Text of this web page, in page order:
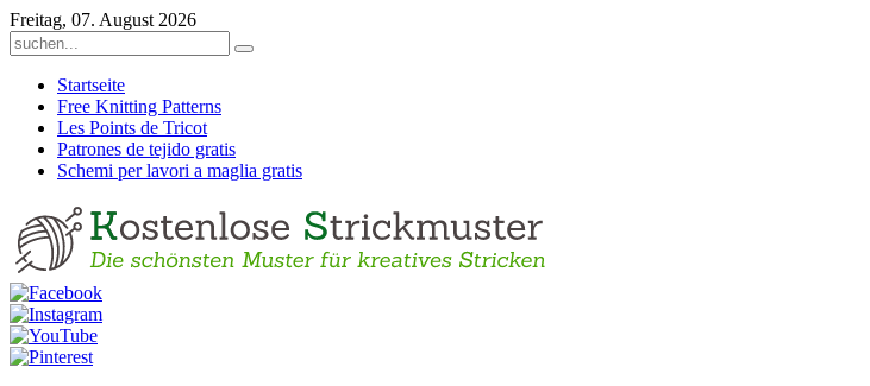
Freitag, 07. August 2026
Startseite
Free Knitting Patterns
Les Points de Tricot
Patrones de tejido gratis
Schemi per lavori a maglia gratis